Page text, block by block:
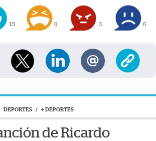
15 0 3 0
DEPORTES / + DEPORTES
de Ricardo